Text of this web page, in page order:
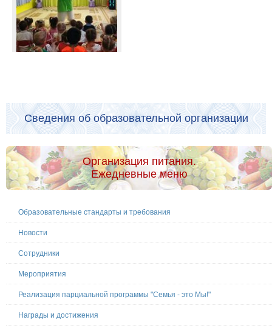
Сведения об образовательной организации
Организация питания.
Ежедневные меню
Образовательные стандарты и требования
Новости
Сотрудники
Мероприятия
Реализация парциальной программы "Семья - это Мы!"
Награды и достижения